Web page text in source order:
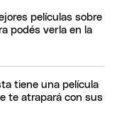
películas sobre
podés verla en la
tiene una película
te atrapará con sus